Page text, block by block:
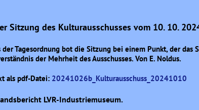
Sitzung des Kulturausschusses vom 10. 10.
der Tagesordnung bot die Sitzung bei einem Punkt, der das
der Mehrheit des Ausschusses. Von E. Noldus.
als pdf-Datei: 20241026b_Kulturausschuss_20241010
LVR-Industriemuseum.